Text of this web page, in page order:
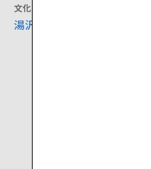
文化
湯沢市岩崎地区